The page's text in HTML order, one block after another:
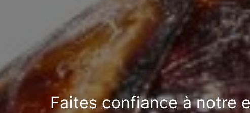
Faites confiance à notre